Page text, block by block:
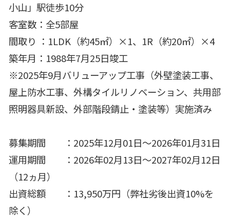
小山」駅徒歩10分
客室数：全5部屋
間取り ：1LDK（約45㎡）×1、1R（約20㎡）×4
築年月：1988年7月25日竣工
※2025年9月バリューアップ工事（外壁塗装工事、
屋上防水工事、外構タイルリノベーション、共用部
照明器具新設、外部階段錆止・塗装等）実施済み
募集期間 ：2025年12月01日～2026年01月31日
運用期間 ：2026年02月13日～2027年02月12日
（12ヵ月）
出資総額 ：13,950万円（弊社劣後出資10%を
除く）